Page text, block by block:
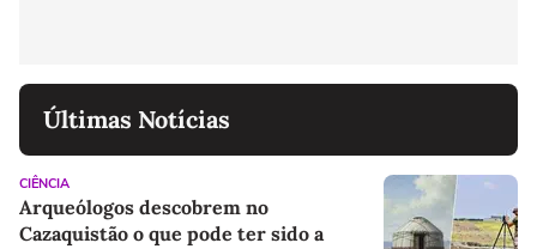
Últimas Notícias
CIÊNCIA
Arqueólogos descobrem no
Cazaquistão o que pode ter sido a